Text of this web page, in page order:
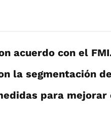
acuerdo con el
la segmentación
para